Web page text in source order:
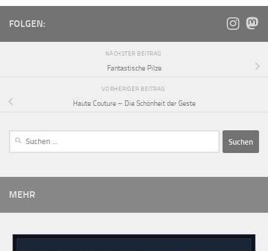
FOLGEN:
NÄCHSTER BEITRAG
Fantastische Pilze
VORHERIGER BEITRAG
Haute Couture – Die Schönheit der Geste
MEHR